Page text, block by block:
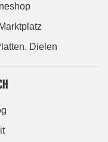
Dielen